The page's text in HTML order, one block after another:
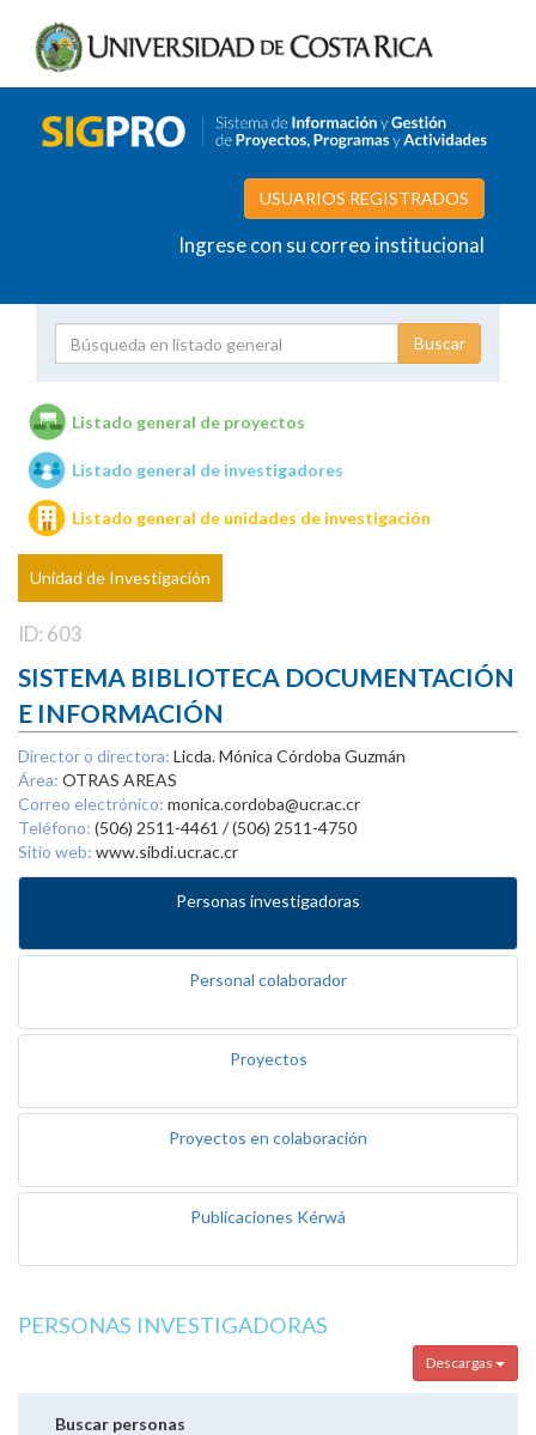
USUARIOS REGISTRADOS
Ingrese con su correo institucional
Unidades de investigación
Listado general de proyectos
Listado general de investigadores
Listado general de unidades de investigación
Unidad de Investigación
ID: 603
SISTEMA BIBLIOTECA DOCUMENTACIÓN
E INFORMACIÓN
Director o directora: Licda. Mónica Córdoba Guzmán
Área: OTRAS AREAS
Correo electrónico: monica.cordoba@ucr.ac.cr
Teléfono: (506) 2511-4461 / (506) 2511-4750
Sitio web: www.sibdi.ucr.ac.cr
Personas investigadoras
Personal colaborador
Proyectos
Proyectos en colaboración
Publicaciones Kérwá
PERSONAS INVESTIGADORAS
Descargas
Buscar personas